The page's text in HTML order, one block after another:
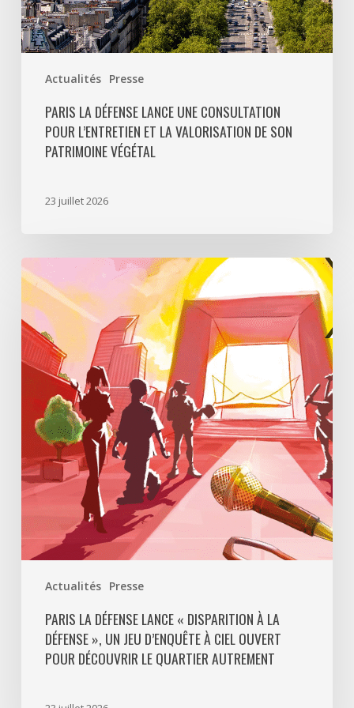
Actualités Presse
son
patrimoine
végétal
PARIS LA DÉFENSE LANCE UNE CONSULTATION
POUR L’ENTRETIEN ET LA VALORISATION DE SON
PATRIMOINE VÉGÉTAL
23 juillet 2026
Actualités Presse
Paris
La
Défense
lance
«
Disparition
Défense
un
jeu
d’enquête
à
ciel
découvrir
quartier
PARIS LA DÉFENSE LANCE « DISPARITION À LA
DÉFENSE », UN JEU D’ENQUÊTE À CIEL OUVERT
POUR DÉCOUVRIR LE QUARTIER AUTREMENT